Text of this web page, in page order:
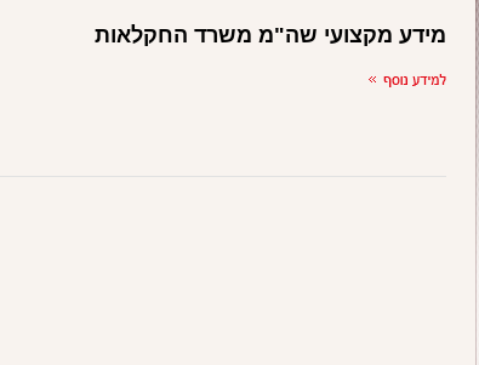
מידע מקצועי שה"מ משרד החקלאות